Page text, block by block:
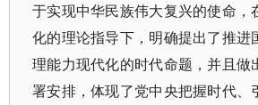
于实现中华民族伟大复兴的使命，
化的理论指导下，明确提出了推进
理能力现代化的时代命题，并且做
署安排，体现了党中央把握时代、